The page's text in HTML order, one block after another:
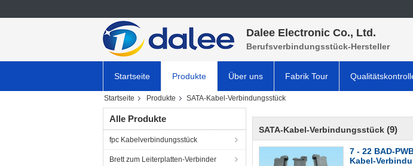
Dalee Electronic Co., Ltd.
Berufsverbindungsstück-Hersteller
Startseite Produkte Über uns Fabrik Tour
Startseite Produkte SATA-Kabel-Verbindungsstück
Alle Produkte
fpc Kabelverbindungsstück
Brett zum Leiterplatten-Verbinder
SATA-Kabel-Verbindungsstück (9)
7 - 22 BAD-
Kabel-